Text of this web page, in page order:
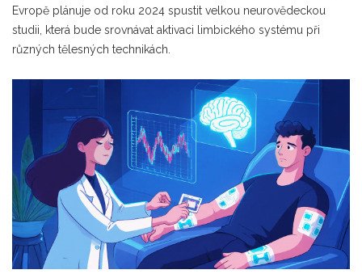
Evropě plánuje od roku 2024 spustit velkou neurovědeckou
studii, která bude srovnávat aktivaci limbického systému při
různých tělesných technikách.